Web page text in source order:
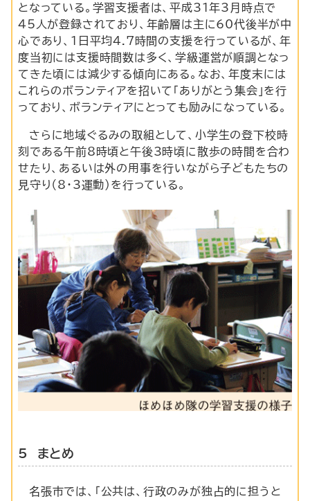
となっている。学習支援者は、平成31年3月時点で
45人が登録されており、年齢層は主に60代後半が中
心であり、1日平均4.7時間の支援を行っているが、年
度当初には支援時間数は多く、学級運営が順調となっ
てきた頃には減少する傾向にある。なお、年度末には
これらのボランティアを招いて「ありがとう集会」を行
っており、ボランティアにとっても励みになっている。
さらに地域ぐるみの取組として、小学生の登下校時
刻である午前8時頃と午後3時頃に散歩の時間を合わ
せたり、あるいは外の用事を行いながら子どもたちの
見守り（8・3運動）を行っている。
5 まとめ
名張市では、「公共は、行政のみが独占的に担うと